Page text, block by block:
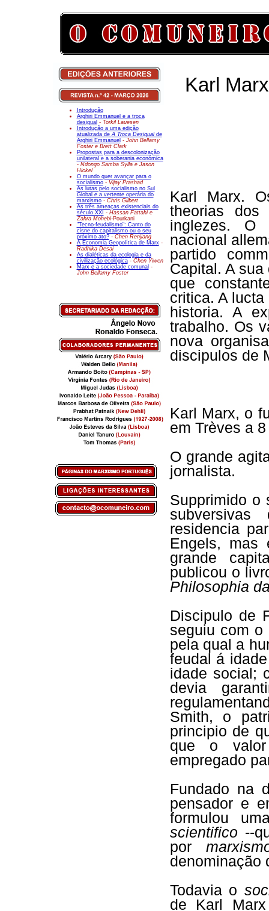
Introdução
Arghiri Emmanuel e a troca
desigual - Torkil Lauesen
Introdução a uma edição
atualizada deA Troca Desigualde
Arghiri Emmanuel - John Bellamy
Foster e Brett Clark
Propostas para a descolonização
unilateral e a soberania económica
- Ndongo Samba Sylla e Jason
Hickel
O mundo quer avançar para o
socialismo- Vijay Prashad
As lutas pelo socialismo no Sul
Global e a vertente operária do
marxismo- Chris Gilbert
As três ameaças existenciais do
século XXI - Hassan Fattahi e
Zahra Mohebi-Pourkani
"Tecno-feudalismo": Canto do
cisne do capitalismo ou o seu
próximo ato? - Chen Renjiang
A Economia Geopolítica de Marx-
Radhika Desai
As dialéticas da ecologia e da
civilização ecológica - Chen Yiwen
Marx e a sociedade comunal -
John Bellamy Foster
Karl
Karl Marx.
theorias dos
inglezes. O
nacional
partido
Capital. A
que
critica. A
historia. A
trabalho. Os
nova
discipulos de
Karl Marx, o
em Trèves a
O grande
jornalista.
Supprimido o
residencia
Engels, mas
grande
publicou o
Philosophia
Discipulo de
seguiu com o
pela qual a
feudal á
idade social;
devia
Smith, o
principio de
que o
empregado
Fundado na
pensador e
formulou
scientifico --
por
denominação
Todavia o
de Karl